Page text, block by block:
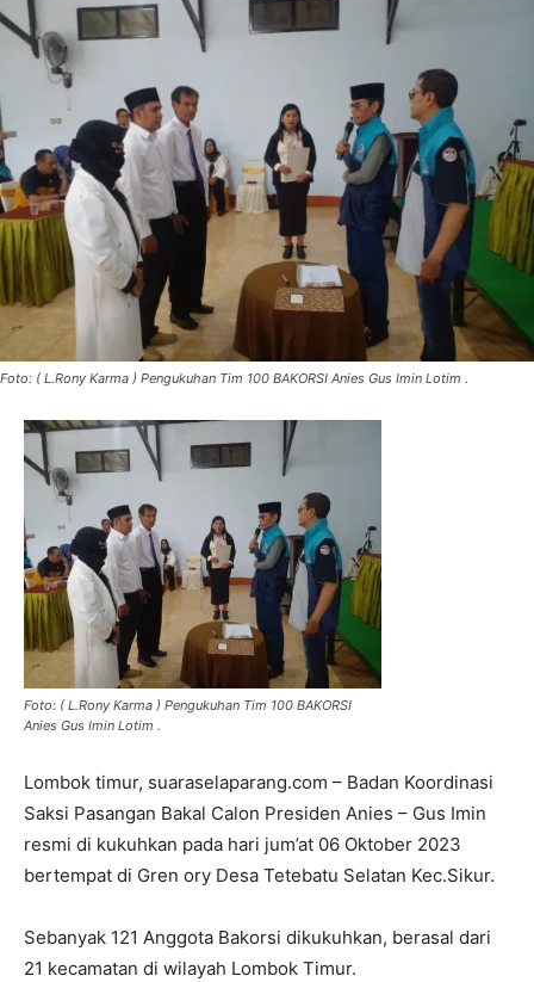
Foto: ( L.Rony Karma ) Pengukuhan Tim 100 BAKORSI Anies Gus Imin Lotim .
Foto: ( L.Rony Karma ) Pengukuhan Tim 100 BAKORSI
Anies Gus Imin Lotim .
Lombok timur, suaraselaparang.com – Badan Koordinasi
Saksi Pasangan Bakal Calon Presiden Anies – Gus Imin
resmi di kukuhkan pada hari jum’at 06 Oktober 2023
bertempat di Gren ory Desa Tetebatu Selatan Kec.Sikur.
Sebanyak 121 Anggota Bakorsi dikukuhkan, berasal dari
21 kecamatan di wilayah Lombok Timur.